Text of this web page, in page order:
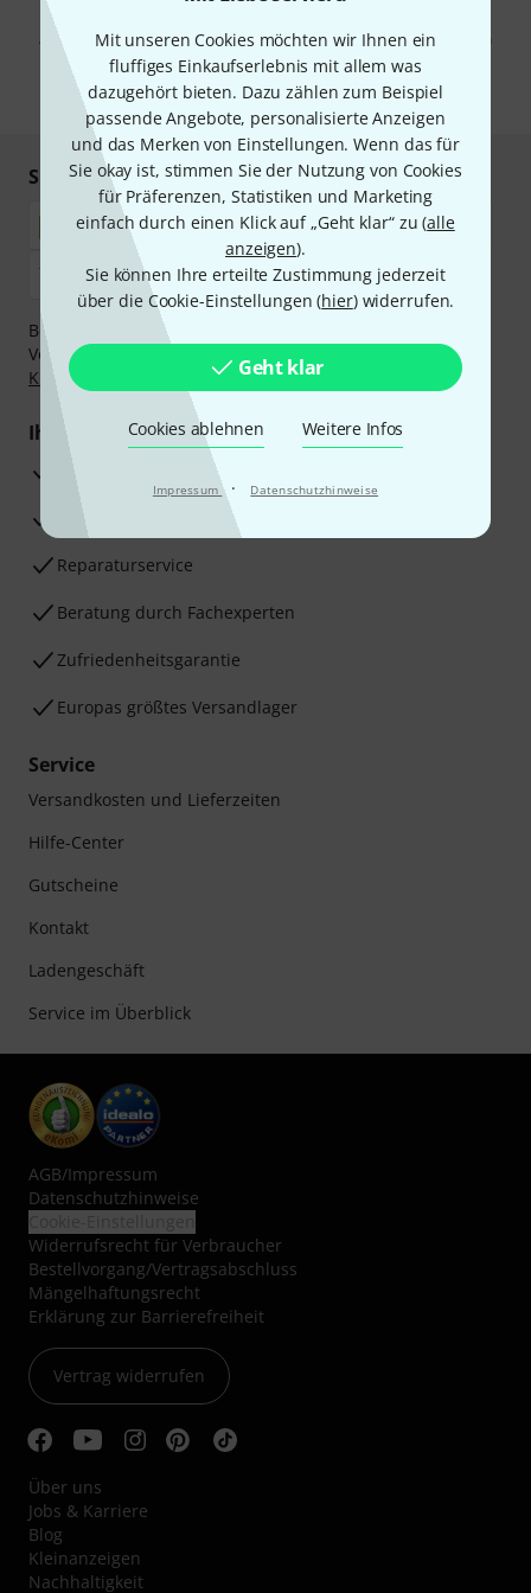
Mit unseren Cookies möchten wir Ihnen ein
fluffiges Einkaufserlebnis mit allem was
dazugehört bieten. Dazu zählen zum Beispiel
passende Angebote, personalisierte Anzeigen
und das Merken von Einstellungen. Wenn das für
Sie okay ist, stimmen Sie der Nutzung von Cookies
für Präferenzen, Statistiken und Marketing
einfach durch einen Klick auf „Geht klar“ zu (alle
anzeigen).
Sie können Ihre erteilte Zustimmung jederzeit
über die Cookie-Einstellungen (hier) widerrufen.
Geht klar
Cookies ablehnen Weitere Infos
Impressum · Datenschutzhinweise
Werbung und einer Messung des E-Mail-Nutzungsverhaltens zu. Die
Abmeldung ist jederzeit möglich. Weitere Informationen finden Sie in
unseren
Datenschutzhinweisen
* Pflichtfeld
Sicher einkaufen & bezahlen
Bezahlen Sie vertraulich und sicher per Nachnahme,
Vorkasse, PayPal, Amazon Pay,
Klarna Sofort bezahlen,
Klarna Ratenzahlung
oder Kreditkarte.
Ihre Vorteile
3 Jahre Thomann Garantie
30 Tage Money-Back-Garantie
Reparaturservice
Beratung durch Fachexperten
Zufriedenheitsgarantie
Europas größtes Versandlager
Service
Versandkosten und Lieferzeiten
Hilfe-Center
Gutscheine
Kontakt
Ladengeschäft
Service im Überblick
AGB/Impressum
Datenschutzhinweise
Widerrufsrecht für Verbraucher
Bestellvorgang/Vertragsabschluss
Mängelhaftungsrecht
Erklärung zur Barrierefreiheit
Vertrag widerrufen
Über uns
Jobs & Karriere
Blog
Kleinanzeigen
Nachhaltigkeit